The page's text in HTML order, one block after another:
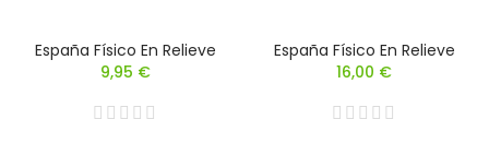
España Físico En Relieve
9,95 €
España Físico En Relieve
16,00 €